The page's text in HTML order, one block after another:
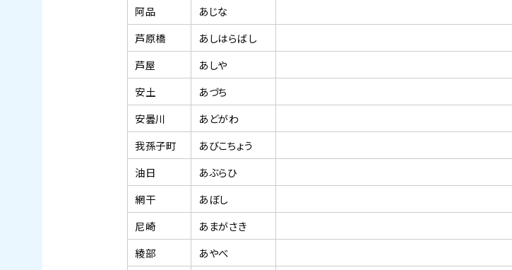
阿品
あじな
芦原橋
あしはらばし
芦屋
あしや
安土
あづち
安曇川
あどがわ
我孫子町
あびこちょう
油日
あぶらひ
網干
あぼし
尼崎
あまがさき
綾部
あやべ